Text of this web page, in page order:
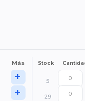
Más Stock
+
5
+ 29